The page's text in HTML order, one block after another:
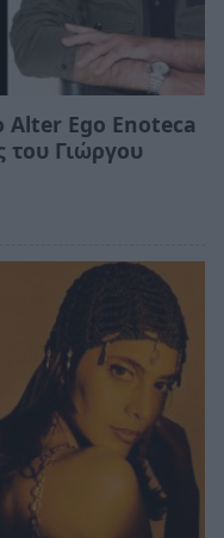
Alter Ego Enoteca
του Γιώργου